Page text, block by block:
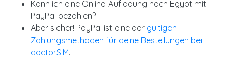
Kann ich eine Online-Aufladung nach Egypt mit
PayPal bezahlen?
Aber sicher! PayPal ist eine der gültigen
Zahlungsmethoden für deine Bestellungen bei
doctorSIM.